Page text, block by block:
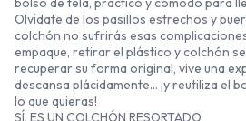
Olvídate de los pasillos estrechos y
colchón no sufrirás esas
empaque, retirar el plástico y colchón
recuperar su forma original, vive una
descansa plácidamente... ¡y reutiliza el
lo que quieras!
SÍ, ES UN COLCHÓN RESORTADO